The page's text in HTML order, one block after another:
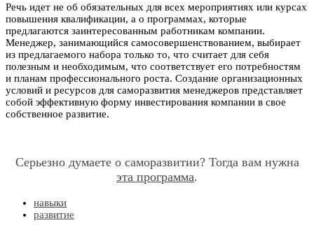
Речь идет не об обязательных для всех мероприятиях или курсах
повышения квалификации, а о программах, которые
предлагаются заинтересованным работникам компании.
Менеджер, занимающийся самосовершенствованием, выбирает
из предлагаемого набора только то, что считает для себя
полезным и необходимым, что соответствует его потребностям
и планам профессионального роста. Создание организационных
условий и ресурсов для саморазвития менеджеров представляет
собой эффективную форму инвестирования компании в свое
собственное развитие.
Серьезно думаете о саморазвитии? Тогда вам нужна
эта программа.
навыки
развитие